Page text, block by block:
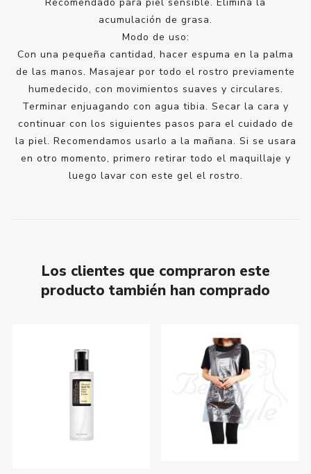
Recomendado para piel sensible. Elimina la
acumulación de grasa.
Modo de uso:
Con una pequeña cantidad, hacer espuma en la palma
de las manos. Masajear por todo el rostro previamente
humedecido, con movimientos suaves y circulares.
Terminar enjuagando con agua tibia. Secar la cara y
continuar con los siguientes pasos para el cuidado de
la piel. Recomendamos usarlo a la mañana. Si se usara
en otro momento, primero retirar todo el maquillaje y
luego lavar con este gel el rostro.
Los clientes que compraron este
producto también han comprado